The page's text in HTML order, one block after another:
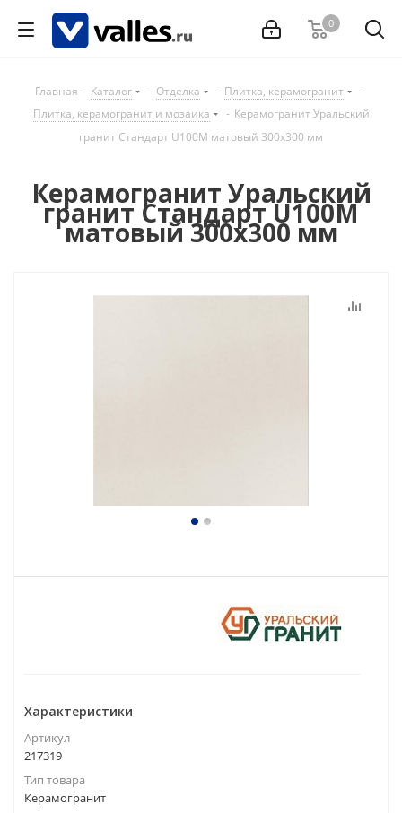
0
Главная - Каталог - Отделка - Плитка, керамогранит
-
Плитка, керамогранит и мозаика
- Керамогранит Уральский
гранит Стандарт U100M матовый 300х300 мм
Керамогранит Уральский
гранит Стандарт U100M
матовый 300х300 мм
Характеристики
Артикул
217319
Тип товара
Керамогранит